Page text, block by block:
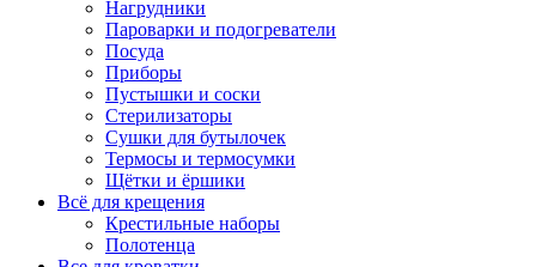
Нагрудники
Пароварки и подогреватели
Посуда
Приборы
Пустышки и соски
Стерилизаторы
Сушки для бутылочек
Термосы и термосумки
Щётки и ёршики
Всё для крещения
Крестильные наборы
Полотенца